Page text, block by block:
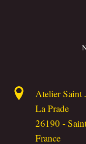
Atelier Saint
La Prade
26190 -
France